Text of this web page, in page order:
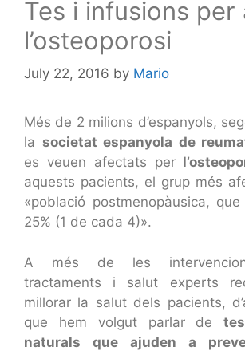
Tes i infusions per
l’osteoporosi
July 22, 2016 by Mario
Més de 2 milions d’espanyols,
la societat espanyola de
es veuen afectats per
aquests pacients, el grup més
«població postmenopàusica,
25% (1 de cada 4)».
A més de les
tractaments i salut experts
millorar la salut dels pacients,
que hem volgut parlar de
naturals que ajuden a